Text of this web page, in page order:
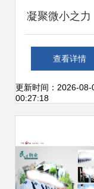
凝聚微小之力
就城市绿意 邦
业城市绿化管
查看详情
更新时间：2026-08-
00:27:18